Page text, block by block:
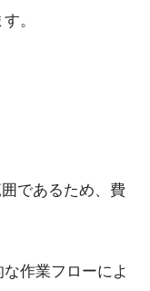
。
であるため、費
作業フローによ